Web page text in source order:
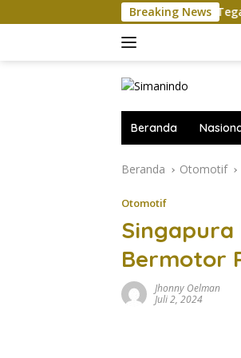
ke
Breaking News
Komut Pertamina Tegaskan
Beranda
Beranda Otomotif
Otomotif
Singapura
Bermotor
Jhonny Oelman
Juli 2, 2024